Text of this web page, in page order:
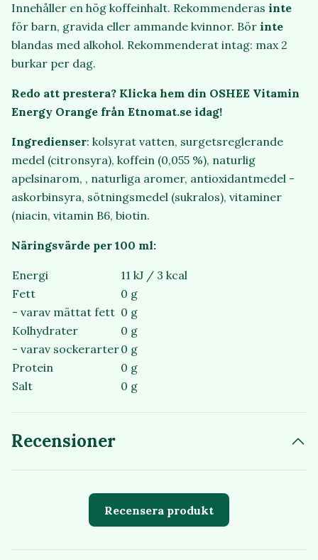
Innehåller en hög koffeinhalt. Rekommenderas inte
för barn, gravida eller ammande kvinnor. Bör inte
blandas med alkohol. Rekommenderat intag: max 2
burkar per dag.
Redo att prestera? Klicka hem din OSHEE Vitamin
Energy Orange från Etnomat.se idag!
Ingredienser: kolsyrat vatten, surgetsreglerande
medel (citronsyra), koffein (0,055 %), naturlig
apelsinarom, , naturliga aromer, antioxidantmedel -
askorbinsyra, sötningsmedel (sukralos), vitaminer
(niacin, vitamin B6, biotin.
Näringsvärde per 100 ml:
Energi
11 kJ / 3 kcal
Fett
0 g
- varav mättat fett 0 g
Kolhydrater
0 g
- varav sockerarter0 g
Protein
0 g
Salt
0 g
Recensioner
Recensera produkt